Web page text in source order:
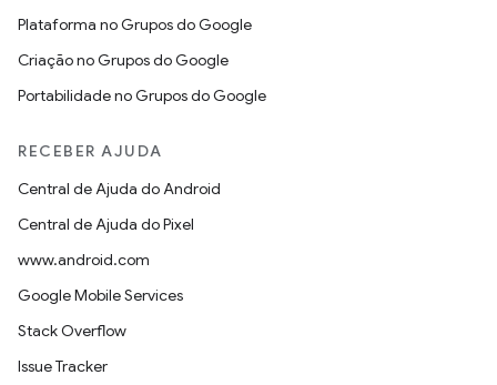
Plataforma no Grupos do Google
Criação no Grupos do Google
Portabilidade no Grupos do Google
RECEBER AJUDA
Central de Ajuda do Android
Central de Ajuda do Pixel
www.android.com
Google Mobile Services
Stack Overflow
Issue Tracker